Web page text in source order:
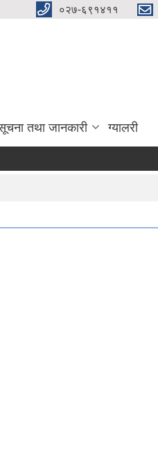
०२७-६९१४११
तथा जानकारी ग्यालरी